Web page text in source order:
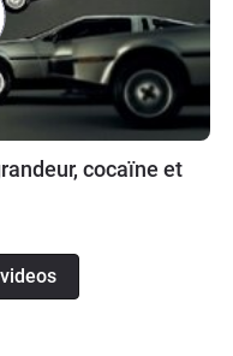
cocaïne et